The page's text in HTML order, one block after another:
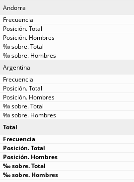
Andorra
Argentina
Total